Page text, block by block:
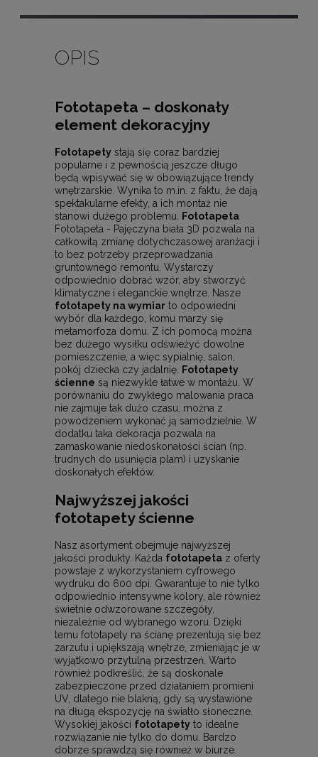
OPIS
Fototapeta – doskonały
element dekoracyjny
Fototapety stają się coraz bardziej
popularne i z pewnością jeszcze długo
będą wpisywać się w obowiązujące trendy
wnętrzarskie. Wynika to m.in. z faktu, że dają
spektakularne efekty, a ich montaż nie
stanowi dużego problemu. Fototapeta
Fototapeta - Pajęczyna biała 3D pozwala na
całkowitą zmianę dotychczasowej aranżacji i
to bez potrzeby przeprowadzania
gruntownego remontu. Wystarczy
odpowiednio dobrać wzór, aby stworzyć
klimatyczne i eleganckie wnętrze. Nasze
fototapety na wymiar to odpowiedni
wybór dla każdego, komu marzy się
metamorfoza domu. Z ich pomocą można
bez dużego wysiłku odświeżyć dowolne
pomieszczenie, a więc sypialnię, salon,
pokój dziecka czy jadalnię. Fototapety
ścienne są niezwykle łatwe w montażu. W
porównaniu do zwykłego malowania praca
nie zajmuje tak dużo czasu, można z
powodzeniem wykonać ją samodzielnie. W
dodatku taka dekoracja pozwala na
zamaskowanie niedoskonałości ścian (np.
trudnych do usunięcia plam) i uzyskanie
doskonałych efektów.
Najwyższej jakości
fototapety ścienne
Nasz asortyment obejmuje najwyższej
jakości produkty. Każda fototapeta z oferty
powstaje z wykorzystaniem cyfrowego
wydruku do 600 dpi. Gwarantuje to nie tylko
odpowiednio intensywne kolory, ale również
świetnie odwzorowane szczegóły,
niezależnie od wybranego wzoru. Dzięki
temu fototapety na ścianę prezentują się bez
zarzutu i upiększają wnętrze, zmieniając je w
wyjątkowo przytulną przestrzeń. Warto
również podkreślić, że są doskonale
zabezpieczone przed działaniem promieni
UV, dlatego nie blakną, gdy są wystawione
na długą ekspozycję na światło słoneczne.
Wysokiej jakości fototapety to idealne
rozwiązanie nie tylko do domu. Bardzo
dobrze sprawdzą się również w biurze.